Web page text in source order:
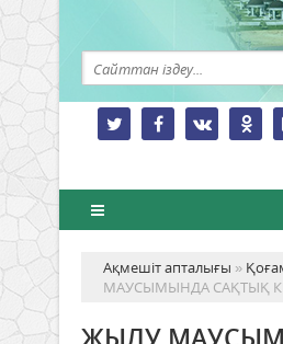
Ақмешіт апталығы »
МАУСЫМЫНДА САҚТЫҚ